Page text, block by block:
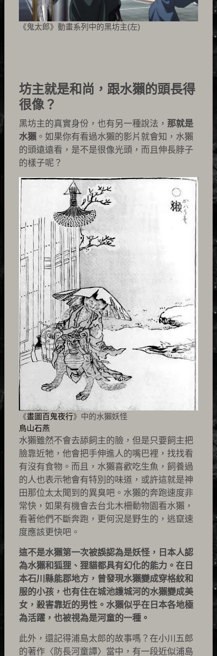
《鬼太郎》動畫系列中的黑坊主(左)
坊主就是和尚，跟水獺的頭長得
很像？
黑坊主的真實身份，也有另一種說法， 那就是
水獺。如果你有看過水獺的影片就會知，水獺
的頭遠遠看，是不是很像光頭，而且伸長脖子
的樣子呢？
《畫圖百鬼夜行》中的水獺妖怪
鳥山石燕
水獺雖然不會去舔飼主的臉，但是只要飼主把
臉靠近牠，他會把手伸進人的嘴巴裡，找找看
有沒有食物。而且，水獺喜歡吃生魚，飼養過
的人也表示牠會有特別的味道，或許這就是神
田那位太太聞到的異臭吧。水獺的奔跑速度非
常快，如果有機會去台北木柵動物園看水獺，
看著他們不斷奔跑，更何況是野生的，逃竄速
度應該更快吧。
這不是水獺第一次被誤認為是妖怪，日本人認
為水獺和狐狸、狸貓都具有幻化的能力。在日
本石川縣能郡地方，曾發現水獺變成穿格紋和
服的小孩，也有住在城池護城河的水獺變成美
女，殺害靠近的男性。水獺似乎在日本各地極
為活躍，也被視為是河童的一種。
此外，還記得浦島太郎的故事嗎？在小川五郎
的著作〈防長河童譚〉當中，有一段近似浦島